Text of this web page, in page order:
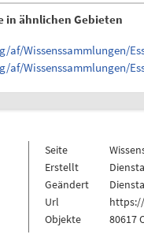
in ähnlichen Gebieten
Wissenssammlungen/
Wissenssammlungen/
Seite
Erstellt
Geändert
Url
Objekte
80617